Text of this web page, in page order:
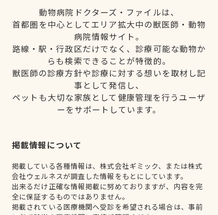
動物病院ドクターズ・ファイルは、
首都圏を中心としてエリア拡大中の獣医師・動物
病院情報サイト。
路線・駅・行政区だけでなく、診療可能な動物か
らも検索できることが特徴的。
獣医師の診療方針や診療に対する想いを取材し記
事として発信し、
ペットも大切な家族として健康管理を行うユーザ
ーをサポートしています。
掲載情報について
掲載している各種情報は、株式会社ギミック、または株式
会社ウェルネスが調査した情報をもとにしています。
出来るだけ正確な情報掲載に努めておりますが、内容を完
全に保証するものではありません。
掲載されている医療機関へ受診を希望される場合は、事前